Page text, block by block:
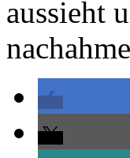
aussieht